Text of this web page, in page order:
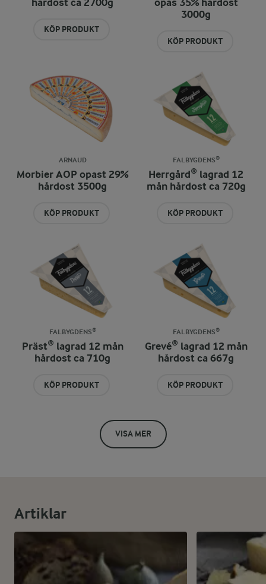
hårdost ca 2700g
KÖP PRODUKT
opas 35% hårdost
3000g
KÖP PRODUKT
ARNAUD
Morbier AOP opast 29%
hårdost 3500g
KÖP PRODUKT
FALBYGDENS®
Herrgård® lagrad 12
mån hårdost ca 720g
KÖP PRODUKT
FALBYGDENS®
Präst® lagrad 12 mån
hårdost ca 710g
KÖP PRODUKT
FALBYGDENS®
Grevé® lagrad 12 mån
hårdost ca 667g
KÖP PRODUKT
VISA MER
Artiklar